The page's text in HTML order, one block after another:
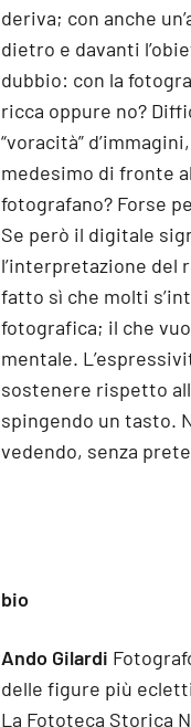
deriva; con anche
dietro e davanti
dubbio: con la
ricca oppure no?
“voracità”
medesimo di fronte
fotografano? Forse
Se però il digitale
l’interpretazione del
fatto sì che molti
fotografica; il che
mentale.
sostenere rispetto
spingendo un tasto.
vedendo, senza
bio
Ando Gilardi
delle figure più
La Fototeca Storica